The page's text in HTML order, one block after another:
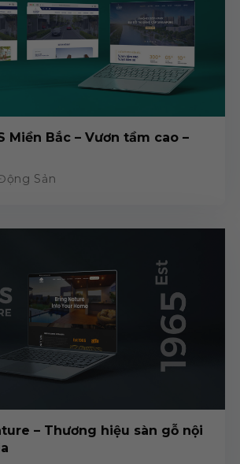
Sản
Miền Bắc – Vươn tầm cao –
– Thương hiệu sàn gỗ nội